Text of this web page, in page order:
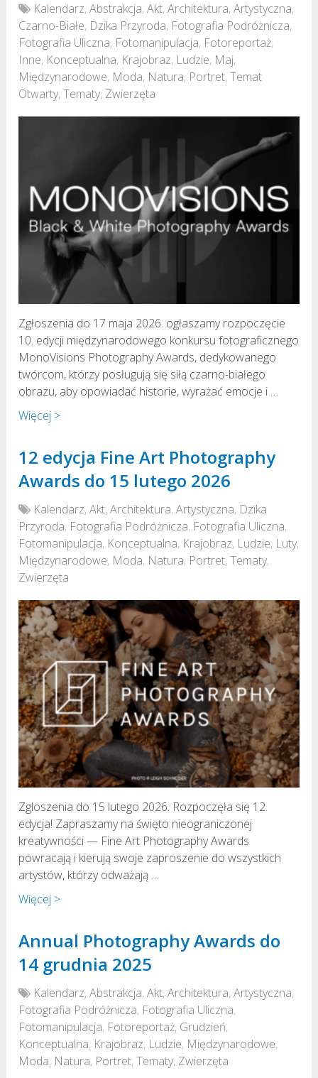
Kalendarz,Abstrakcja,Akt,Architektura,Artystyczna,
Czarno-Białe, Dzika Przyroda, Fotografia Podróżnicza,
Fotografia Uliczna, Fotomanipulacja, Fotoreportaż,
Inne, Konceptualna, Krajobraz, Ludzie, Maj,
Międzynarodowe, Moda, Natura, Portret,Temat
Otwarty,Tematy, Zwierzęta
Zgłoszenia do 17 maja 2026. ogłaszamy rozpoczęcie
10. edycji międzynarodowego konkursu fotograficznego
MonoVisions Photography Awards, dedykowanego
twórcom, którzy posługują się siłą czarno-białego
obrazu, aby opowiadać historie, wyrażać emocje i …
Więcej >
12 edycja Fine Art Photography
Awards do 15 lutego 2026
Kalendarz,Akt,Architektura,Artystyczna, Dzika
Przyroda, Fotografia Podróżnicza, Fotografia Uliczna,
Fotomanipulacja, Konceptualna, Krajobraz, Ludzie, Luty,
Międzynarodowe, Moda, Natura, Portret,Tematy,
Zwierzęta
Zgloszenia do 15 lutego 2026. Rozpoczęła się 12.
edycja! Zapraszamy na święto nieograniczonej
kreatywności — Fine Art Photography Awards
powracają i kierują swoje zaproszenie do wszystkich
artystów, którzy odważają …
Więcej >
Annual Photography Awards do
14 grudnia 2025
Kalendarz,Abstrakcja,Akt,Architektura,Artystyczna,
Fotografia Podróżnicza, Fotografia Uliczna,
Fotomanipulacja, Fotoreportaż, Grudzień,
Konceptualna, Krajobraz, Ludzie, Międzynarodowe,
Moda, Natura, Portret,Tematy, Zwierzęta